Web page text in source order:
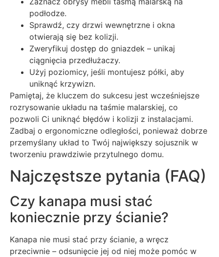
podłodze.
Sprawdź, czy drzwi wewnętrzne i okna
otwierają się bez kolizji.
Zweryfikuj dostęp do gniazdek – unikaj
ciągnięcia przedłużaczy.
Użyj poziomicy, jeśli montujesz półki, aby
uniknąć krzywizn.
Pamiętaj, że kluczem do sukcesu jest wcześniejsze
rozrysowanie układu na taśmie malarskiej, co
pozwoli Ci uniknąć błędów i kolizji z instalacjami.
Zadbaj o ergonomiczne odległości, ponieważ dobrze
przemyślany układ to Twój największy sojusznik w
tworzeniu prawdziwie przytulnego domu.
Najczęstsze pytania (FAQ)
Czy kanapa musi stać
koniecznie przy ścianie?
Kanapa nie musi stać przy ścianie, a wręcz
przeciwnie – odsunięcie jej od niej może pomóc w